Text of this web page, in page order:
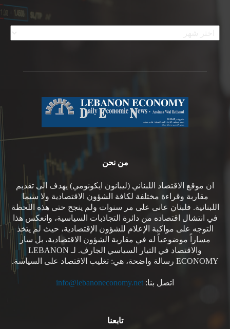
الأرشيف
من نحن
ان موقع الاقتصاد اللبناني (ليبانون ايكونومي) يهدف الى تقديم
مقاربة وقراءة مختلفة لكافة الشؤون الاقتصادية ولا سيما
اللبنانية. فلبنان عانى على مر سنوات ولم ينجح حتى هذه اللحظة
في انتشال اقتصاده من دائرة التجاذبات السياسية، وانعكس هذا
التوجه على مواكبة الإعلام للشؤون الإقتصادية، حيث لم يتخذ
مساراً موضوعياً له في مقاربة الشؤون الاقتصادية، بل سار
والاقتصاد في التيار السياسي الجارف. لـ LEBANON
ECONOMY رسالة واضحة، هي: تغليب الاقتصاد على السياسة.
اتصل بنا: info@lebanoneconomy.net
تابعنا